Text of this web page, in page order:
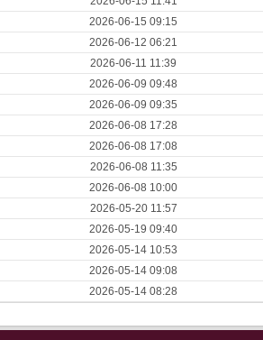
2026-06-15 09:15
2026-06-12 06:21
2026-06-11 11:39
2026-06-09 09:48
2026-06-09 09:35
2026-06-08 17:28
2026-06-08 17:08
2026-06-08 11:35
2026-06-08 10:00
2026-05-20 11:57
2026-05-19 09:40
2026-05-14 10:53
2026-05-14 09:08
2026-05-14 08:28